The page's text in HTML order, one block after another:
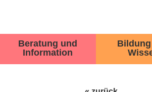
Beratung und
Information
Bildung